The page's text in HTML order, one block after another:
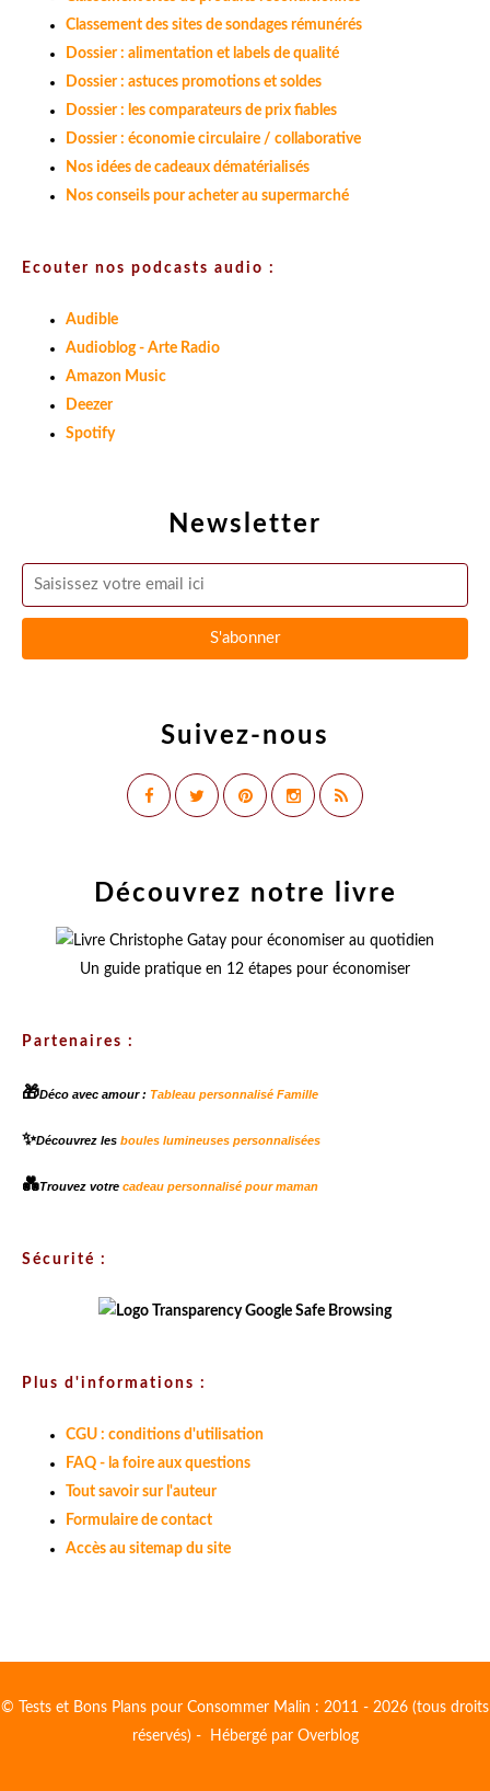
Newsletter
Suivez-nous
Classement des sites de sondages rémunérés
Dossier : alimentation et labels de qualité
Dossier : astuces promotions et soldes
Dossier : les comparateurs de prix fiables
Dossier : économie circulaire / collaborative
Nos idées de cadeaux dématérialisés
Nos conseils pour acheter au supermarché
Ecouter nos podcasts audio :
Audible
Audioblog - Arte Radio
Amazon Music
Deezer
Spotify
Découvrez notre livre
Un guide pratique en 12 étapes pour économiser
Partenaires :
🎁Déco avec amour : Tableau personnalisé Famille
✨Découvrez les boules lumineuses personnalisées
💑Trouvez votre cadeau personnalisé pour maman
Sécurité :
Plus d'informations :
CGU : conditions d'utilisation
FAQ - la foire aux questions
Tout savoir sur l'auteur
Formulaire de contact
Accès au sitemap du site
© Tests et Bons Plans pour Consommer Malin : 2011 - 2026 (tous droits
réservés) - Hébergé par Overblog